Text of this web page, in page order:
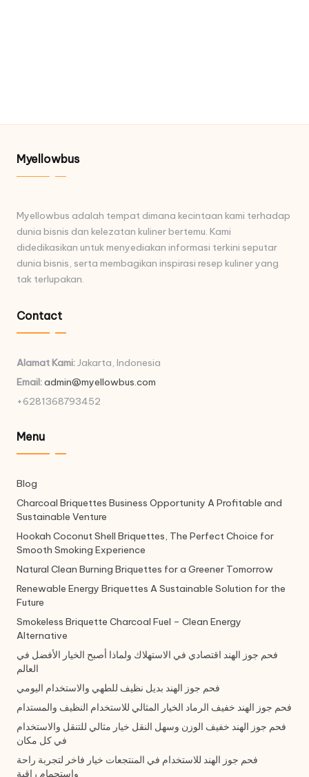
Myellowbus
Myellowbus adalah tempat dimana kecintaan kami terhadap
dunia bisnis dan kelezatan kuliner bertemu. Kami
didedikasikan untuk menyediakan informasi terkini seputar
dunia bisnis, serta membagikan inspirasi resep kuliner yang
tak terlupakan.
Contact
Alamat Kami:Jakarta, Indonesia
Email:admin@myellowbus.com
+6281368793452
Menu
Blog
Charcoal Briquettes Business Opportunity A Profitable and
Sustainable Venture
Hookah Coconut Shell Briquettes, The Perfect Choice for
Smooth Smoking Experience
Natural Clean Burning Briquettes for a Greener Tomorrow
Renewable Energy Briquettes A Sustainable Solution for the
Future
Smokeless Briquette Charcoal Fuel – Clean Energy
Alternative
فحم جوز الهند اقتصادي في الاستهلاك ولماذا أصبح الخيار الأفضل في
العالم
فحم جوز الهند بديل نظيف للطهي والاستخدام اليومي
فحم جوز الهند خفيف الرماد الخيار المثالي للاستخدام النظيف والمستدام
فحم جوز الهند خفيف الوزن وسهل النقل خيار مثالي للتنقل والاستخدام
في كل مكان
فحم جوز الهند للاستخدام في المنتجعات خيار فاخر لتجربة راحة
واستجمام راقية